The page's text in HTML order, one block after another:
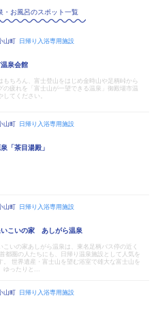
・お風呂のスポット一覧
山町 日帰り入浴専用施設
泉会館
もちろん、富士登山をはじめ金時山や足柄峠から
の疲れを「富士山が一望できる温泉」御殿場市温
してください。
山町 日帰り入浴専用施設
「茶目湯殿」
山町 日帰り入浴専用施設
いこいの家 あしがら温泉
こいの家あしがら温泉は、東名足柄バス停の近く
都圏の人たちにも、日帰り温泉施設として人気を
。 世界遺産・富士山を望む浴室で雄大な富士山を
ゆったりと...
山町 日帰り入浴専用施設